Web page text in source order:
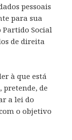
pessoais
para sua
Partido Social
de direita
à que está
pretende, de
a lei do
o objetivo